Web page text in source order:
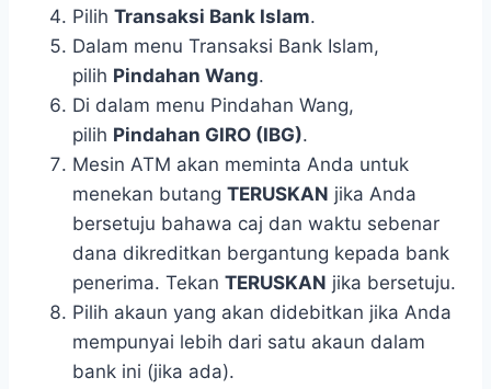
Pilih Transaksi Bank Islam.
Dalam menu Transaksi Bank Islam,
pilih Pindahan Wang.
Di dalam menu Pindahan Wang,
pilih Pindahan GIRO (IBG).
Mesin ATM akan meminta Anda untuk
menekan butang TERUSKAN jika Anda
bersetuju bahawa caj dan waktu sebenar
dana dikreditkan bergantung kepada bank
penerima. Tekan TERUSKAN jika bersetuju.
Pilih akaun yang akan didebitkan jika Anda
mempunyai lebih dari satu akaun dalam
bank ini (jika ada).